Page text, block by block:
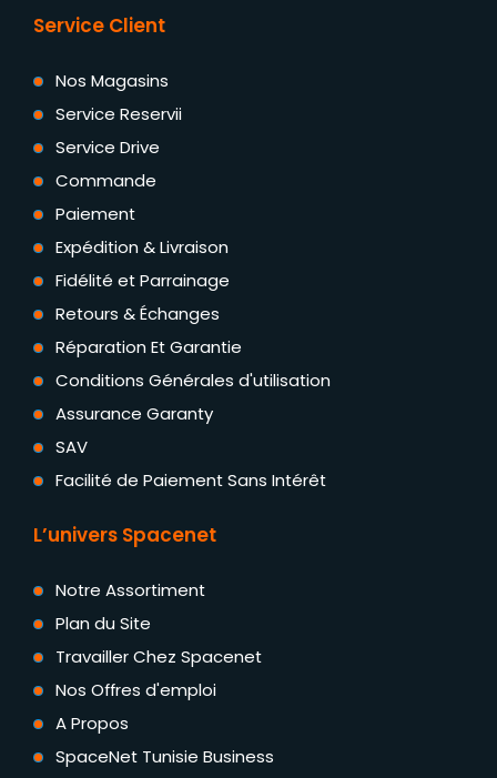
Service Client
Nos Magasins
Service Reservii
Service Drive
Commande
Paiement
Expédition & Livraison
Fidélité et Parrainage
Retours & Échanges
Réparation Et Garantie
Conditions Générales d'utilisation
Assurance Garanty
SAV
Facilité de Paiement Sans Intérêt
L’univers Spacenet
Notre Assortiment
Plan du Site
Travailler Chez Spacenet
Nos Offres d'emploi
A Propos
SpaceNet Tunisie Business